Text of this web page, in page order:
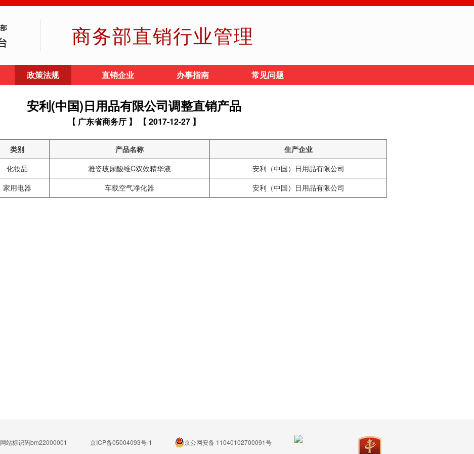
商务部直销行业管理
政策法规 直销企业 办事指南 常见问题
安利(中国)日用品有限公司调整直销产品
【 广东省商务厅 】 【 2017-12-27 】
类别 产品名称
生产企业
化妆品 雅姿玻尿酸维C双效精华液
安利（中国）日用品有限公司
家用电器 车载空气净化器 安利（中国）日用品有限公司
网站标识码bm22000001 京ICP备05004093号-1
京公网安备 11040102700091号